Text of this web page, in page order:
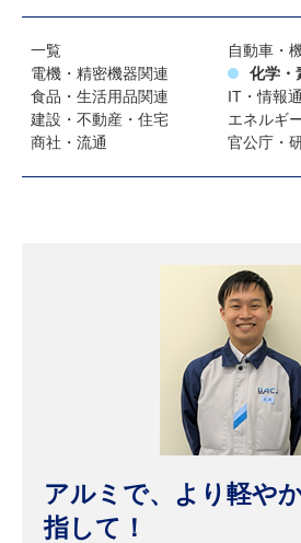
社会連携
国際交流
在学生
寄附のお願い
キャンパスマップ お問い合わ
一覧
自動車・
電機・精密機器関連
化学・
食品・生活用品関連
IT・情報
建設・不動産・住宅
エネルギ
商社・流通
官公庁・
アルミで、より軽や
指して！